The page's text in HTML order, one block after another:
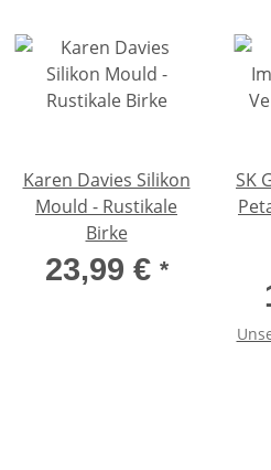
Karen Davies Silikon
Mould - Rustikale
Birke
23,99 € *
SK